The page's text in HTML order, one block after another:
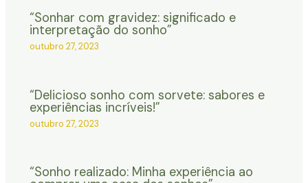
“Sonhar com gravidez: significado e
interpretação do sonho”
outubro 27, 2023
“Delicioso sonho com sorvete: sabores e
experiências incríveis!”
outubro 27, 2023
“Sonho realizado: Minha experiência ao